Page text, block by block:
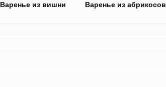
Варенье из вишни Варенье из абрикосов